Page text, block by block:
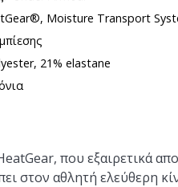
Moisture Transport
21% elastane
που εξαιρετικά
στον αθλητή ελεύθερη